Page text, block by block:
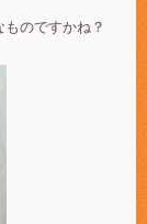
のですかね？